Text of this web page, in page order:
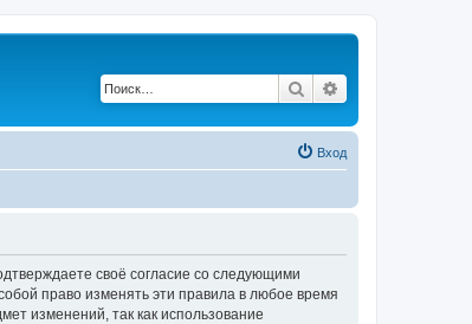
Поиск
Вход
своё согласие со следующими
право изменять эти правила в любое время
изменений, так как использование